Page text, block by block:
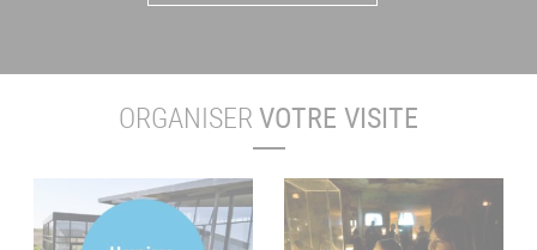
ORGANISERVOTRE VISITE